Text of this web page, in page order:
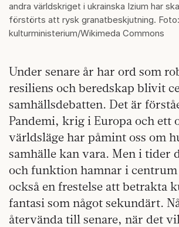
andra världskriget i ukrainska Izium har
förstörts att rysk granatbeskjutning.
kulturministerium/Wikimeda Commons
Under senare år har ord som
resiliens och beredskap blivit
samhällsdebatten. Det är
Pandemi, krig i Europa och ett
världsläge har påmint oss om
samhälle kan vara. Men i tider
och funktion hamnar i
också en frestelse att betrakta
fantasi som något sekundärt.
återvända till senare, när det